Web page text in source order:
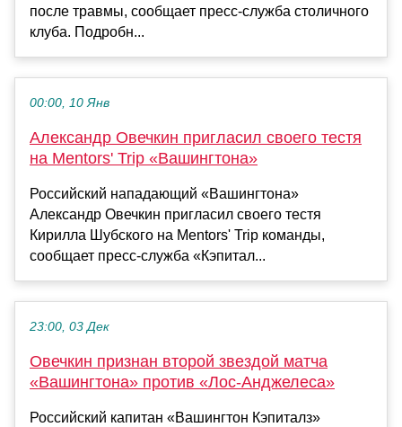
после травмы, сообщает пресс‑служба столичного
клуба. Подробн...
00:00, 10 Янв
Александр Овечкин пригласил своего тестя
на Mentors' Trip «Вашингтона»
Российский нападающий «Вашингтона»
Александр Овечкин пригласил своего тестя
Кирилла Шубского на Mentors' Trip команды,
сообщает пресс‑служба «Кэпитал...
23:00, 03 Дек
Овечкин признан второй звездой матча
«Вашингтона» против «Лос‑Анджелеса»
Российский капитан «Вашингтон Кэпиталз»